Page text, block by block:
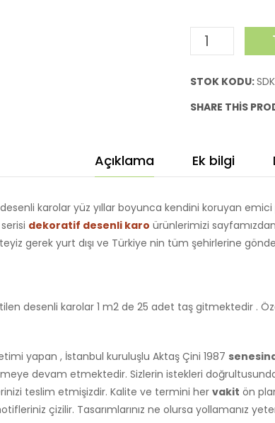
Samsung
Desenli
adet
STOK KODU:
SHARE THIS
Açıklama Ek bilgi
karolar yüz yıllar boyunca kendini koruyan
dekoratif desenli karo ürünlerimizi
gerek yurt dışı ve Türkiye nin tüm şehirlerine
desenli karolar 1 m2 de 25 adet taş gitmektedir .
yapan , İstanbul kuruluşlu Aktaş Çini 1987
devam etmektedir. Sizlerin istekleri
teslim etmişizdir. Kalite ve termini her vakit ön
çizilir. Tasarımlarınız ne olursa yollamanız